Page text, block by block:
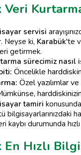
Veri
servisi
Neyse ki, Karabük'te
getirmek.
sürecimiz nasıl
Öncelikle
Özel yazılımlar
tamiri
bilgisayarlarınızdaki
kaybı durumunda
Hızlı